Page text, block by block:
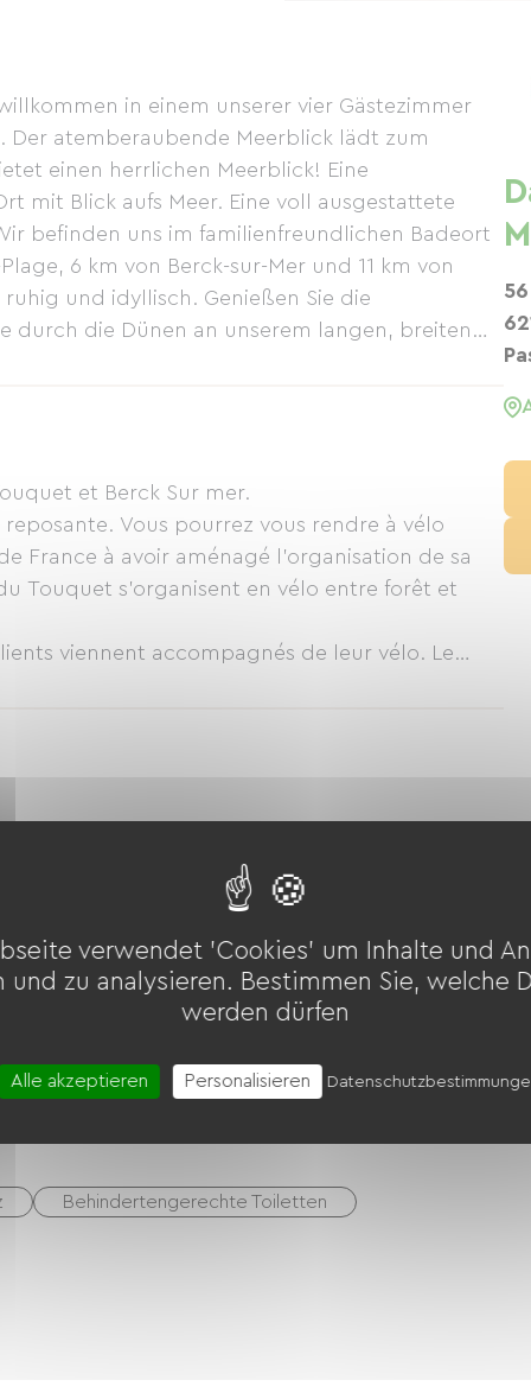
in einem unserer vier Gästezimmer
atemberaubende Meerblick lädt zum
einen herrlichen Meerblick! Eine
mit Blick aufs Meer. Eine voll ausgestattete
befinden uns im familienfreundlichen Badeort
6 km von Berck-sur-Mer und 11 km von
und idyllisch. Genießen Sie die
durch die Dünen an unserem langen, breiten
Restaurants, Tabakläden, Zeitungskioske,
und einen Fahrradverleih mit Werkstatt. Das
unmittelbarer Nähe des Hauses, genauso wie
et Berck Sur mer.
Vous pourrez vous rendre à vélo
France à avoir aménagé l'organisation de sa
s'organisent en vélo entre forêt et
viennent accompagnés de leur vélo. Le
Minigolf
Nachtclub
Behindertengerechte Toiletten
verwendet 'Cookies' um Inhalte und
und zu analysieren. Bestimmen Sie, welche
werden dürfen
Alle akzeptieren Personalisieren